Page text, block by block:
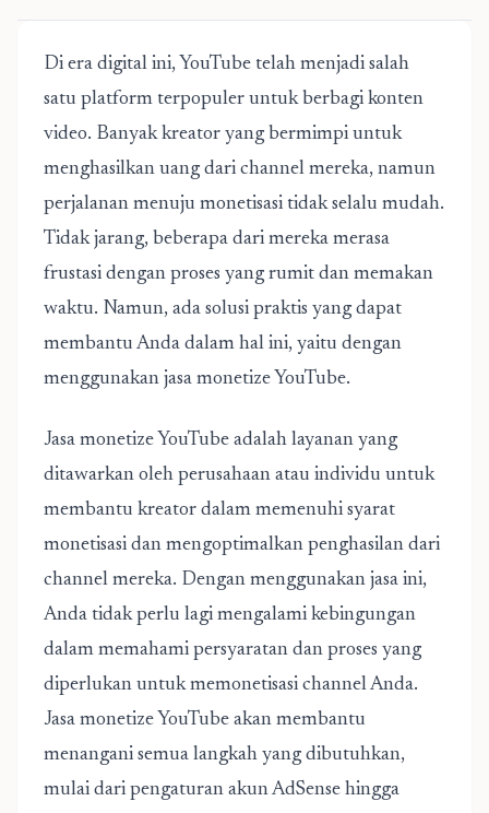
Di era digital ini, YouTube telah menjadi salah
satu platform terpopuler untuk berbagi konten
video. Banyak kreator yang bermimpi untuk
menghasilkan uang dari channel mereka, namun
perjalanan menuju monetisasi tidak selalu mudah.
Tidak jarang, beberapa dari mereka merasa
frustasi dengan proses yang rumit dan memakan
waktu. Namun, ada solusi praktis yang dapat
membantu Anda dalam hal ini, yaitu dengan
menggunakan jasa monetize YouTube.
Jasa monetize YouTube adalah layanan yang
ditawarkan oleh perusahaan atau individu untuk
membantu kreator dalam memenuhi syarat
monetisasi dan mengoptimalkan penghasilan dari
channel mereka. Dengan menggunakan jasa ini,
Anda tidak perlu lagi mengalami kebingungan
dalam memahami persyaratan dan proses yang
diperlukan untuk memonetisasi channel Anda.
Jasa monetize YouTube akan membantu
menangani semua langkah yang dibutuhkan,
mulai dari pengaturan akun AdSense hingga